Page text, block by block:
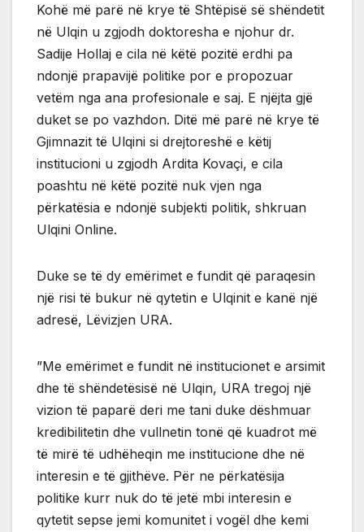
Kohë më parë në krye të Shtëpisë së shëndetit
në Ulqin u zgjodh doktoresha e njohur dr.
Sadije Hollaj e cila në këtë pozitë erdhi pa
ndonjë prapavijë politike por e propozuar
vetëm nga ana profesionale e saj. E njëjta gjë
duket se po vazhdon. Ditë më parë në krye të
Gjimnazit të Ulqini si drejtoreshë e këtij
institucioni u zgjodh Ardita Kovaçi, e cila
poashtu në këtë pozitë nuk vjen nga
përkatësia e ndonjë subjekti politik, shkruan
Ulqini Online.
Duke se të dy emërimet e fundit që paraqesin
një risi të bukur në qytetin e Ulqinit e kanë një
adresë, Lëvizjen URA.
”Me emërimet e fundit në institucionet e arsimit
dhe të shëndetësisë në Ulqin, URA tregoj një
vizion të paparë deri me tani duke dëshmuar
kredibilitetin dhe vullnetin tonë që kuadrot më
të mirë të udhëheqin me institucione dhe në
interesin e të gjithëve. Për ne përkatësija
politike kurr nuk do të jetë mbi interesin e
qytetit sepse jemi komunitet i vogël dhe kemi